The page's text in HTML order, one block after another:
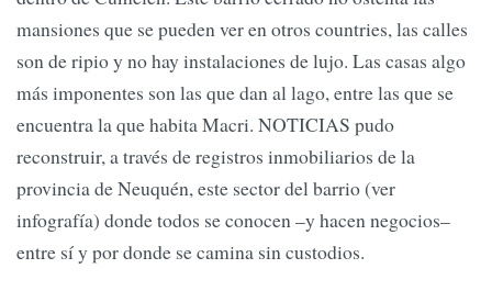
mansiones que se pueden ver en otros countries, las calles
son de ripio y no hay instalaciones de lujo. Las casas algo
más imponentes son las que dan al lago, entre las que se
encuentra la que habita Macri. NOTICIAS pudo
reconstruir, a través de registros inmobiliarios de la
provincia de Neuquén, este sector del barrio (ver
infografía) donde todos se conocen –y hacen negocios–
entre sí y por donde se camina sin custodios.